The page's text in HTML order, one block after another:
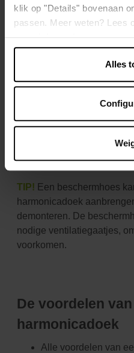
klik op "Details" bovenaan
passen. Meer weten? Lees
meer informatie.
Alles
schuiven, zodat je zelf kiest
baleinen zorgen voor
harmonicadoek wanneer
inschuiven. Zo kan je
tussen schaduw of zon op
dat een harmonicadoek
gewoon in of berg je het
beschermhoes.
TIP! Een beschermhoes
harmonicadoek
demonteren. De
nodige ventilatiegaatjes,
voorkomen.
De voordelen
harmonicadoek
Alle voordelen van